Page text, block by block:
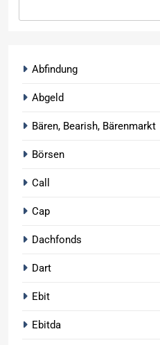
Abfindung
Abgeld
Bären, Bearish, Bärenmarkt
Börsen
Call
Cap
Dachfonds
Dart
Ebit
Ebitda